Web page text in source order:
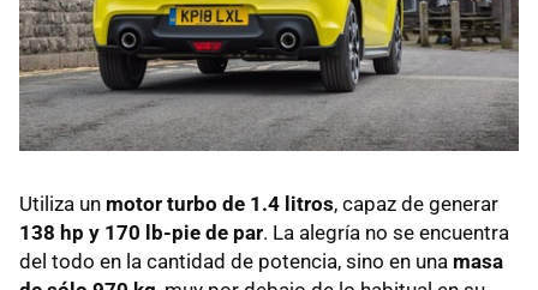
Utiliza un motor turbo de 1.4 litros, capaz de generar
138 hp y 170 lb-pie de par. La alegría no se encuentra
del todo en la cantidad de potencia, sino en una masa